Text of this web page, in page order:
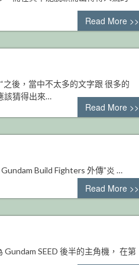
Read More >>
後，當中不太多的文字跟 很多的
該猜得出來…
Read More >>
Build Fighters 外傳”炎 …
Read More >>
SEED 後半的主角機， 在第